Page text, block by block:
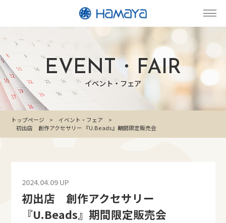
EVENT・FAIR
イベント・フェア
トップページ
イベント・フェア
初出店 創作アクセサリー 『U.Beads』期間限定販売会
2024.04.09 UP
初出店 創作アクセサリー
『U.Beads』期間限定販売会